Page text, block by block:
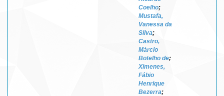
Coelho;
Mustafa,
Vanessa da
Silva;
Castro,
Márcio
Botelho de;
Ximenes,
Fábio
Henrique
Bezerra;